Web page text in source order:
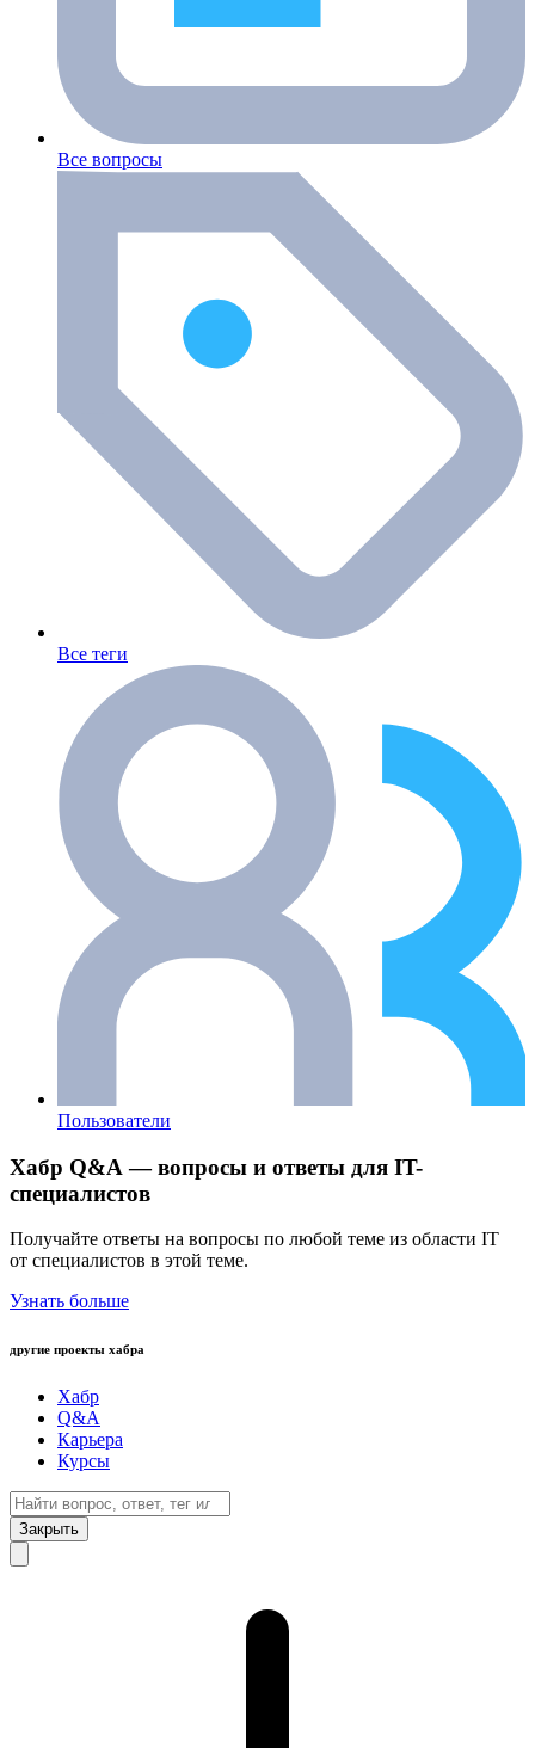
Все вопросы
Все теги
Пользователи
Хабр Q&A — вопросы и ответы для IT-
специалистов
Получайте ответы на вопросы по любой теме из области IT
от специалистов в этой теме.
Узнать больше
другие проекты хабра
Хабр
Q&A
Карьера
Курсы
Закрыть